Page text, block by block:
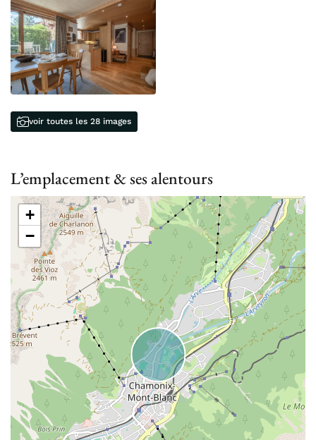
voir toutes les 28 images
L’emplacement & ses alentours
+
−